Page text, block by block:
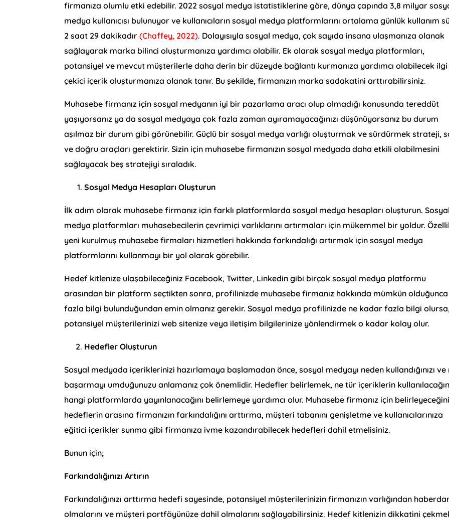
firmanıza olumlu etki edebilir. 2022 sosyal medya istatistiklerine göre, dünya çapında 3,8 milyar
medya kullanıcısı bulunuyor ve kullanıcıların sosyal medya platformlarını ortalama günlük kullanım
2 saat 29 dakikadır(Chaffey, 2022). Dolayısıyla sosyal medya, çok sayıda insana ulaşmanıza olanak
sağlayarak marka bilinci oluşturmanıza yardımcı olabilir. Ek olarak sosyal medya platformları,
potansiyel ve mevcut müşterilerle daha derin bir düzeyde bağlantı kurmanıza yardımcı olabilecek ilgi
çekici içerik oluşturmanıza olanak tanır. Bu şekilde, firmanızın marka sadakatini arttırabilirsiniz.
Muhasebe firmanız için sosyal medyanın iyi bir pazarlama aracı olup olmadığı konusunda tereddüt
yaşıyorsanız ya da sosyal medyaya çok fazla zaman ayıramayacağınızı düşünüyorsanız bu durum
aşılmaz bir durum gibi görünebilir. Güçlü bir sosyal medya varlığı oluşturmak ve sürdürmek strateji,
ve doğru araçları gerektirir. Sizin için muhasebe firmanızın sosyal medyada daha etkili olabilmesini
sağlayacak beş stratejiyi sıraladık.
Sosyal Medya Hesapları Oluşturun
İlk adım olarak muhasebe firmanız için farklı platformlarda sosyal medya hesapları oluşturun. Sosyal
medya platformları muhasebecilerin çevrimiçi varlıklarını artırmaları için mükemmel bir yoldur.
yeni kurulmuş muhasebe firmaları hizmetleri hakkında farkındalığı artırmak için sosyal medya
platformlarını kullanmayı bir yol olarak görebilir.
Hedef kitlenize ulaşabileceğiniz Facebook, Twitter, Linkedin gibi birçok sosyal medya platformu
arasından bir platform seçtikten sonra, profilinizde muhasebe firmanız hakkında mümkün olduğunca
fazla bilgi bulunduğundan emin olmanız gerekir. Sosyal medya profilinizde ne kadar fazla bilgi olursa,
potansiyel müşterilerinizi web sitenize veya iletişim bilgilerinize yönlendirmek o kadar kolay olur.
Hedefler Oluşturun
Sosyal medyada içeriklerinizi hazırlamaya başlamadan önce, sosyal medyayı neden kullandığınızı ve
başarmayı umduğunuzu anlamanız çok önemlidir. Hedefler belirlemek, ne tür içeriklerin
hangi platformlarda yayınlanacağını belirlemeye yardımcı olur. Muhasebe firmanız için
hedeflerin arasına firmanızın farkındalığını arttırma, müşteri tabanını genişletme ve kullanıcılarınıza
eğitici içerikler sunma gibi firmanıza ivme kazandırabilecek hedefleri dahil etmelisiniz.
Bunun için;
Farkındalığınızı Artırın
Farkındalığınızı arttırma hedefi sayesinde, potansiyel müşterilerinizin firmanızın varlığından
olmalarını ve müşteri portföyünüze dahil olmalarını sağlayabilirsiniz. Hedef kitlenizin dikkatini